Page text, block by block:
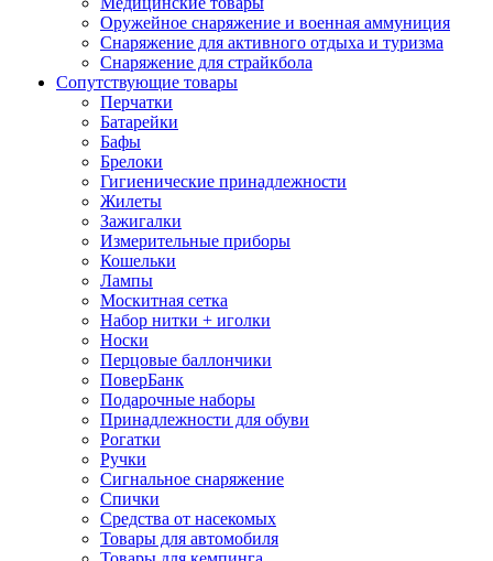
Оружейное снаряжение и военная аммуниция
Снаряжение для активного отдыха и туризма
Снаряжение для страйкбола
Сопутствующие товары
Перчатки
Батарейки
Бафы
Брелоки
Гигиенические принадлежности
Жилеты
Зажигалки
Измерительные приборы
Кошельки
Лампы
Москитная сетка
Набор нитки + иголки
Носки
Перцовые баллончики
ПоверБанк
Подарочные наборы
Принадлежности для обуви
Рогатки
Ручки
Сигнальное снаряжение
Спички
Средства от насекомых
Товары для автомобиля